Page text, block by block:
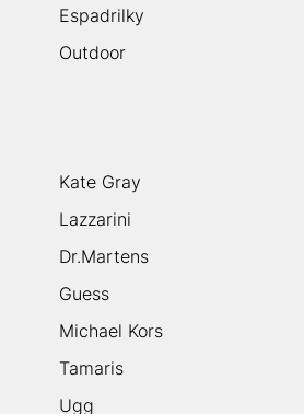
Espadrilky
Outdoor
Kate Gray
Lazzarini
Dr.Martens
Guess
Michael Kors
Tamaris
Ugg